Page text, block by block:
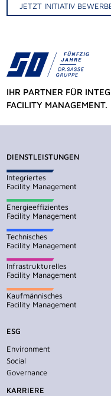
JETZT INITIATIV
IHR PARTNER FÜR
FACILITY MANAGEMENT.
DIENSTLEISTUNGEN
Integriertes
Facility Management
Energieeffizientes
Facility Management
Technisches
Facility Management
Infrastrukturelles
Facility Management
Kaufmännisches
Facility Management
ESG
Environment
Social
Governance
KARRIERE